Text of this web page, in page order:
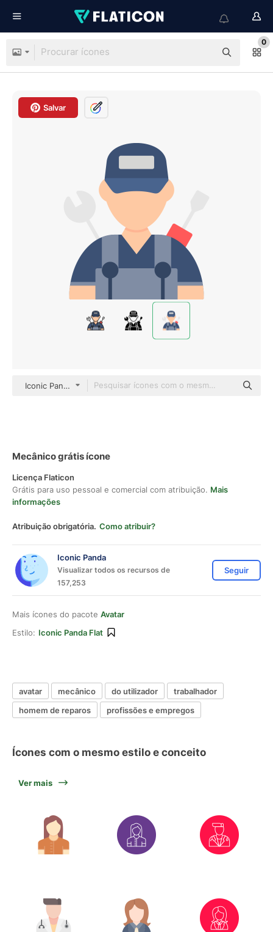
0
Salvar
Iconic Panda Flat
Mecânico grátis ícone
Licença Flaticon
Grátis para uso pessoal e comercial com atribuição. Mais
informações
Atribuição obrigatória. Como atribuir?
Iconic Panda
Visualizar todos os recursos de
157,253
Seguir
Mais ícones do pacote Avatar
Estilo: Iconic Panda Flat
avatar mecânico do utilizador
trabalhador
homem de reparos
profissões e empregos
Ícones com o mesmo estilo e conceito
Ver mais